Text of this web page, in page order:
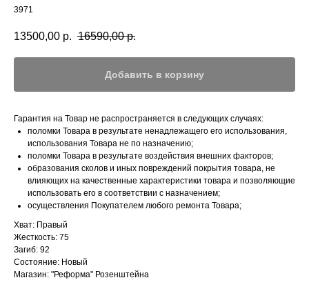
3971
13500,00 р. 16590,00 р.
Добавить в корзину
Гарантия на Товар не распространяется в следующих случаях:
поломки Товара в результате ненадлежащего его использования,
использования Товара не по назначению;
поломки Товара в результате воздействия внешних факторов;
образования сколов и иных повреждений покрытия товара, не
влияющих на качественные характеристики товара и позволяющие
использовать его в соответствии с назначением;
осуществления Покупателем любого ремонта Товара;
Хват: Правый
Жесткость: 75
Загиб: 92
Состояние: Новый
Магазин: "Реформа" Розенштейна